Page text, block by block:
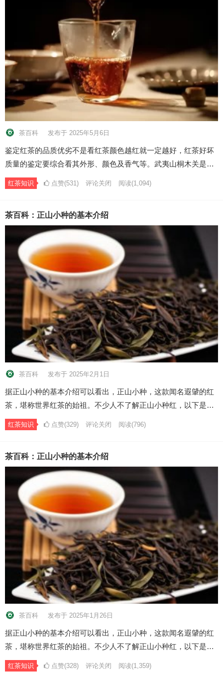
茶百科 发布于 2025年5月6日
鉴定红茶的品质优劣不是看红茶颜色越红就一定越好，红茶好坏
质量的鉴定要综合看其外形、颜色及香气等。武夷山桐木关是…
红茶知识 点赞(531) 评论关闭 阅读(1,094)
茶百科：正山小种的基本介绍
茶百科 发布于 2025年2月1日
据正山小种的基本介绍可以看出，正山小种，这款闻名遐肈的红
茶，堪称世界红茶的始祖。不少人不了解正山小种红，以下是…
红茶知识 点赞(329) 评论关闭 阅读(796)
茶百科：正山小种的基本介绍
茶百科 发布于 2025年1月26日
据正山小种的基本介绍可以看出，正山小种，这款闻名遐肈的红
茶，堪称世界红茶的始祖。不少人不了解正山小种红，以下是…
红茶知识 点赞(328) 评论关闭 阅读(1,359)